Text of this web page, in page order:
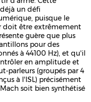
un défi
puisque le
doit être extrêmement
guère que plus
pour des
à 44100 Hz), et qu'il
en amplitude et
parleurs (groupés par 4
à l'ISL) précisément
soit bien synthétisé